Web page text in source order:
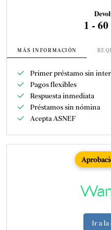
1 - 60
MÁS INFORMACIÓN
Primer préstamo sin
Pagos flexibles
Respuesta inmediata
Préstamos sin nómina
Acepta ASNEF
Ir a la